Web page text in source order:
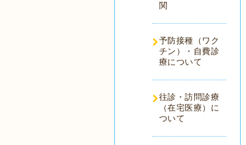
関
予防接種（ワク
チン）・自費診
療について
往診・訪問診療
（在宅医療）に
ついて